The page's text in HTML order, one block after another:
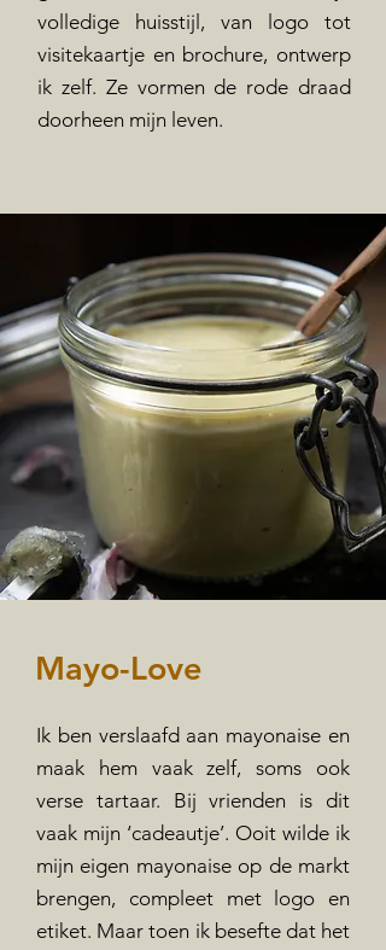
volledige huisstijl, van logo tot
visitekaartje en brochure, ontwerp
ik zelf. Ze vormen de rode draad
doorheen mijn leven.
Mayo-Love
Ik ben verslaafd aan mayonaise en
maak hem vaak zelf, soms ook
verse tartaar. Bij vrienden is dit
vaak mijn ‘cadeautje’. Ooit wilde ik
mijn eigen mayonaise op de markt
brengen, compleet met logo en
etiket. Maar toen ik besefte dat het